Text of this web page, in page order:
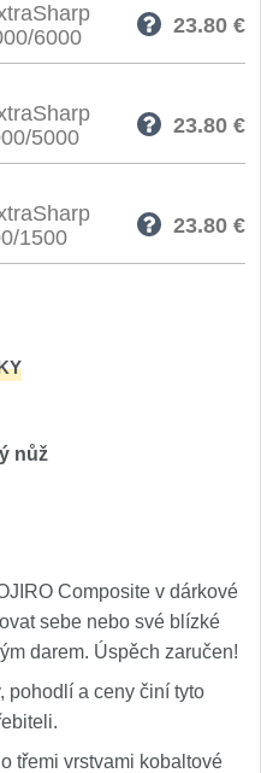
6000
23.80 €
5000
23.80 €
1500
23.80 €
nůž
Composite v dárkové
sebe nebo své blízké
darem. Úspěch zaručen!
pohodlí a ceny činí tyto
třemi vrstvami kobaltové